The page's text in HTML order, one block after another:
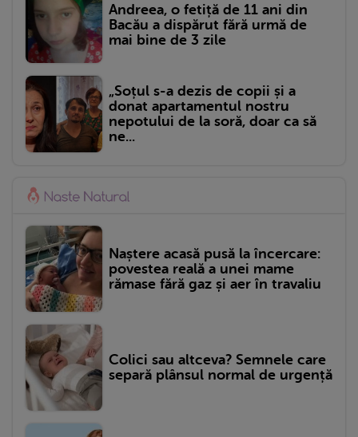
Andreea, o fetiță de 11 ani din
Bacău a dispărut fără urmă de
mai bine de 3 zile
„Soțul s-a dezis de copii și a
donat apartamentul nostru
nepotului de la soră, doar ca să
ne...
Naștere acasă pusă la încercare:
povestea reală a unei mame
rămase fără gaz și aer în travaliu
Colici sau altceva? Semnele care
separă plânsul normal de urgență